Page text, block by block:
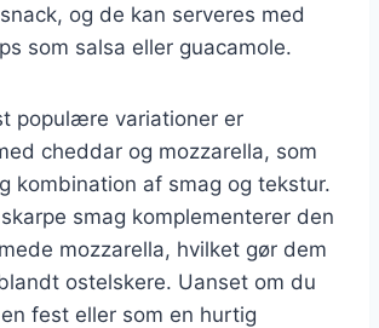
og de kan serveres med
som salsa eller guacamole.
populære variationer er
cheddar og mozzarella, som
kombination af smag og tekstur.
smag komplementerer den
mozzarella, hvilket gør dem
ostelskere. Uanset om du
fest eller som en hurtig